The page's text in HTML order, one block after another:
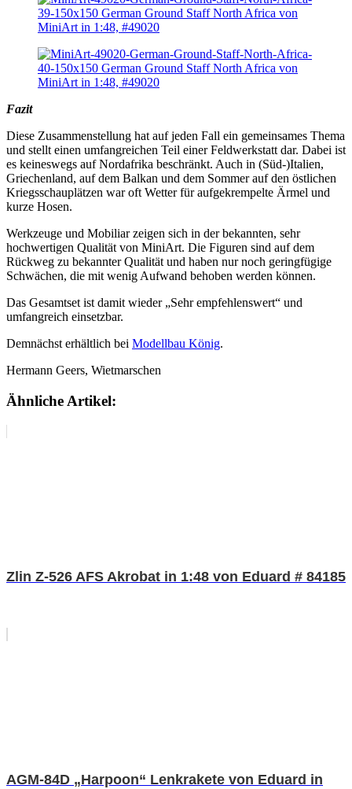
Fazit
Diese Zusammenstellung hat auf jeden Fall ein gemeinsames Thema
und stellt einen umfangreichen Teil einer Feldwerkstatt dar. Dabei ist
es keineswegs auf Nordafrika beschränkt. Auch in (Süd-)Italien,
Griechenland, auf dem Balkan und dem Sommer auf den östlichen
Kriegsschauplätzen war oft Wetter für aufgekrempelte Ärmel und
kurze Hosen.
Werkzeuge und Mobiliar zeigen sich in der bekannten, sehr
hochwertigen Qualität von MiniArt. Die Figuren sind auf dem
Rückweg zu bekannter Qualität und haben nur noch geringfügige
Schwächen, die mit wenig Aufwand behoben werden können.
Das Gesamtset ist damit wieder „Sehr empfehlenswert“ und
umfangreich einsetzbar.
Demnächst erhältlich bei Modellbau König.
Hermann Geers, Wietmarschen
Ähnliche Artikel:
Zlin Z-526 AFS Akrobat in 1:48 von Eduard # 84185
AGM-84D „Harpoon“ Lenkrakete von Eduard in